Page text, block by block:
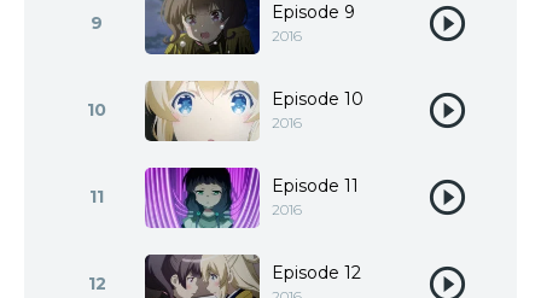
9 Episode 9
2016
10 Episode 10
2016
11 Episode 11
2016
12 Episode 12